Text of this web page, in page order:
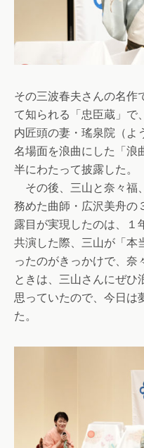
その三波春夫さんの名作
て知られる「忠臣蔵」で
内匠頭の妻・瑤泉院（よ
名場面を浪曲にした「
半にわたって披露した。
その後、三山と奈々福
務めた曲師・広沢美舟の
露目が実現したのは、１
共演した際、三山が「本
ったのがきっかけで、奈
ときは、三山さんにぜひ
思っていたので、今日は
た。